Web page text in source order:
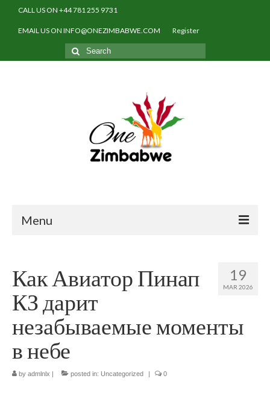
CALL US ON +44 781 255 9731
EMAIL US ON INFO@ONEZIMBABWE.COM Register
Search
for:
Menu
How to get there
Where to stay
What to do
Top destinations
Zimbabwe’s Top Cities
19
MAR 2026
Как Авиатор Пинап
КЗ дарит
незабываемые моменты
в небе
by admlnlx | posted in: Uncategorized | 0